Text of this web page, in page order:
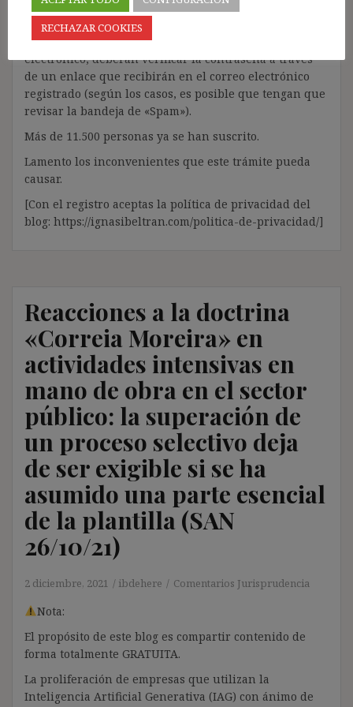
PARA SUSCRIBIRSE AL BLOG».
Una vez facilitado el nombre de usuario y el correo
electrónico, deberán verificar la contraseña a través
de un enlace que recibirán en el correo electrónico
registrado (según los casos, es posible que tengan que
revisar la bandeja de «Spam»).
Más de 11.500 personas ya se han suscrito.
Lamento los inconvenientes que este trámite pueda
causar.
[Con el registro aceptas la política de privacidad del
blog: https://ignasibeltran.com/politica-de-privacidad/]
Reacciones a la doctrina
«Correia Moreira» en
actividades intensivas en
mano de obra en el sector
público: la superación de
un proceso selectivo deja
de ser exigible si se ha
asumido una parte esencial
de la plantilla (SAN
26/10/21)
2 diciembre, 2021 ibdehere Comentarios Jurisprudencia
Nota:
El propósito de este blog es compartir contenido de
forma totalmente GRATUITA.
La proliferación de empresas que utilizan la
Inteligencia Artificial Generativa (IAG) con ánimo de
RECHAZAR COOKIES